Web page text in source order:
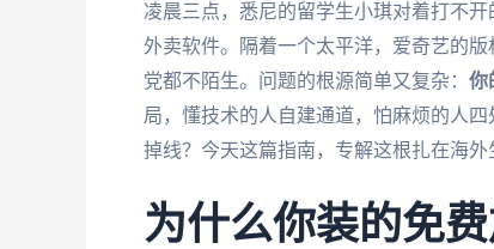
凌晨三点，悉尼的留学生小琪对着打不
外卖软件。隔着一个太平洋，爱奇艺的
党都不陌生。问题的根源简单又复杂： 你
局，懂技术的人自建通道，怕麻烦的人四
掉线？今天这篇指南，专解这根扎在海外
为什么你装的免费